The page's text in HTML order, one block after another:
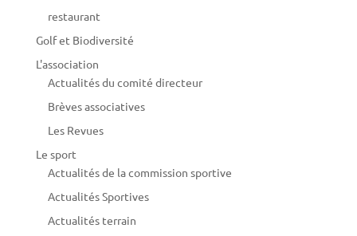
restaurant
Golf et Biodiversité
L'association
Actualités du comité directeur
Brèves associatives
Les Revues
Le sport
Actualités de la commission sportive
Actualités Sportives
Actualités terrain